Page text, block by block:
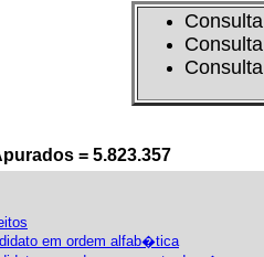
Consulta
Consulta
Consulta
= 5.823.357
em ordem alfab�tica